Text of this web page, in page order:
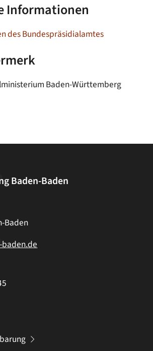
Informationen
des Bundespräsidialamtes
Baden-Württemberg
Baden-Baden
Baden